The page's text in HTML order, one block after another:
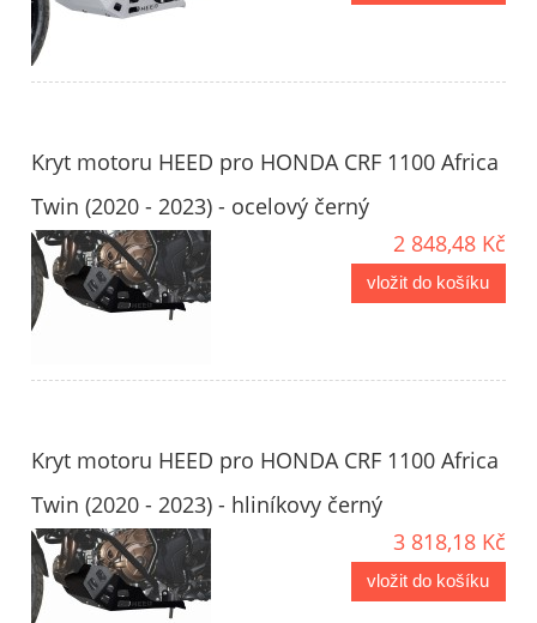
Kryt motoru HEED pro HONDA CRF 1100 Africa
Twin (2020 - 2023) - ocelový černý
2 848,48 Kč
vložit do košíku
Kryt motoru HEED pro HONDA CRF 1100 Africa
Twin (2020 - 2023) - hliníkovy černý
3 818,18 Kč
vložit do košíku